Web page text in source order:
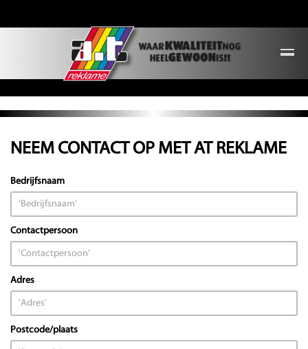
NEEM CONTACT OP MET AT REKLAME
Bedrijfsnaam
Contactpersoon
Adres
Postcode/plaats